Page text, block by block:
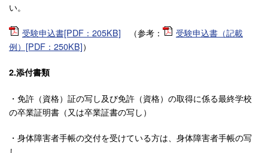
い。
受験申込書[PDF：205KB] （参考：
受験申込書（記載
例）[PDF：250KB]）
2.添付書類
・免許（資格）証の写し及び免許（資格）の取得に係る最終学校
の卒業証明書（又は卒業証書の写し）
・身体障害者手帳の交付を受けている方は、身体障害者手帳の写